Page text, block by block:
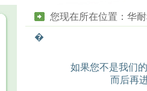
您现在所在位置： 华
�
如果您不是我们
而后再